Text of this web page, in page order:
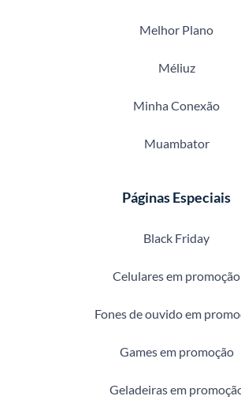
Melhor Plano
Méliuz
Minha Conexão
Muambator
Páginas Especiais
Black Friday
Celulares em promoção
Fones de ouvido em
Games em promoção
Geladeiras em